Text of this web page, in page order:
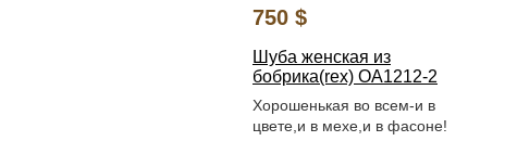
750 $
Шуба женская из
бобрика(rex) ОА1212-2
Хорошенькая во всем-и в
цвете,и в мехе,и в фасоне!